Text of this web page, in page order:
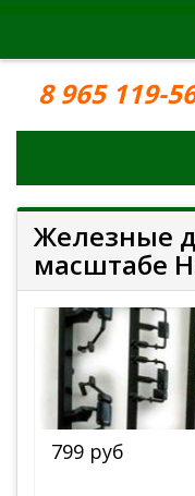
8 965 119-
Железные
масштабе
799 руб